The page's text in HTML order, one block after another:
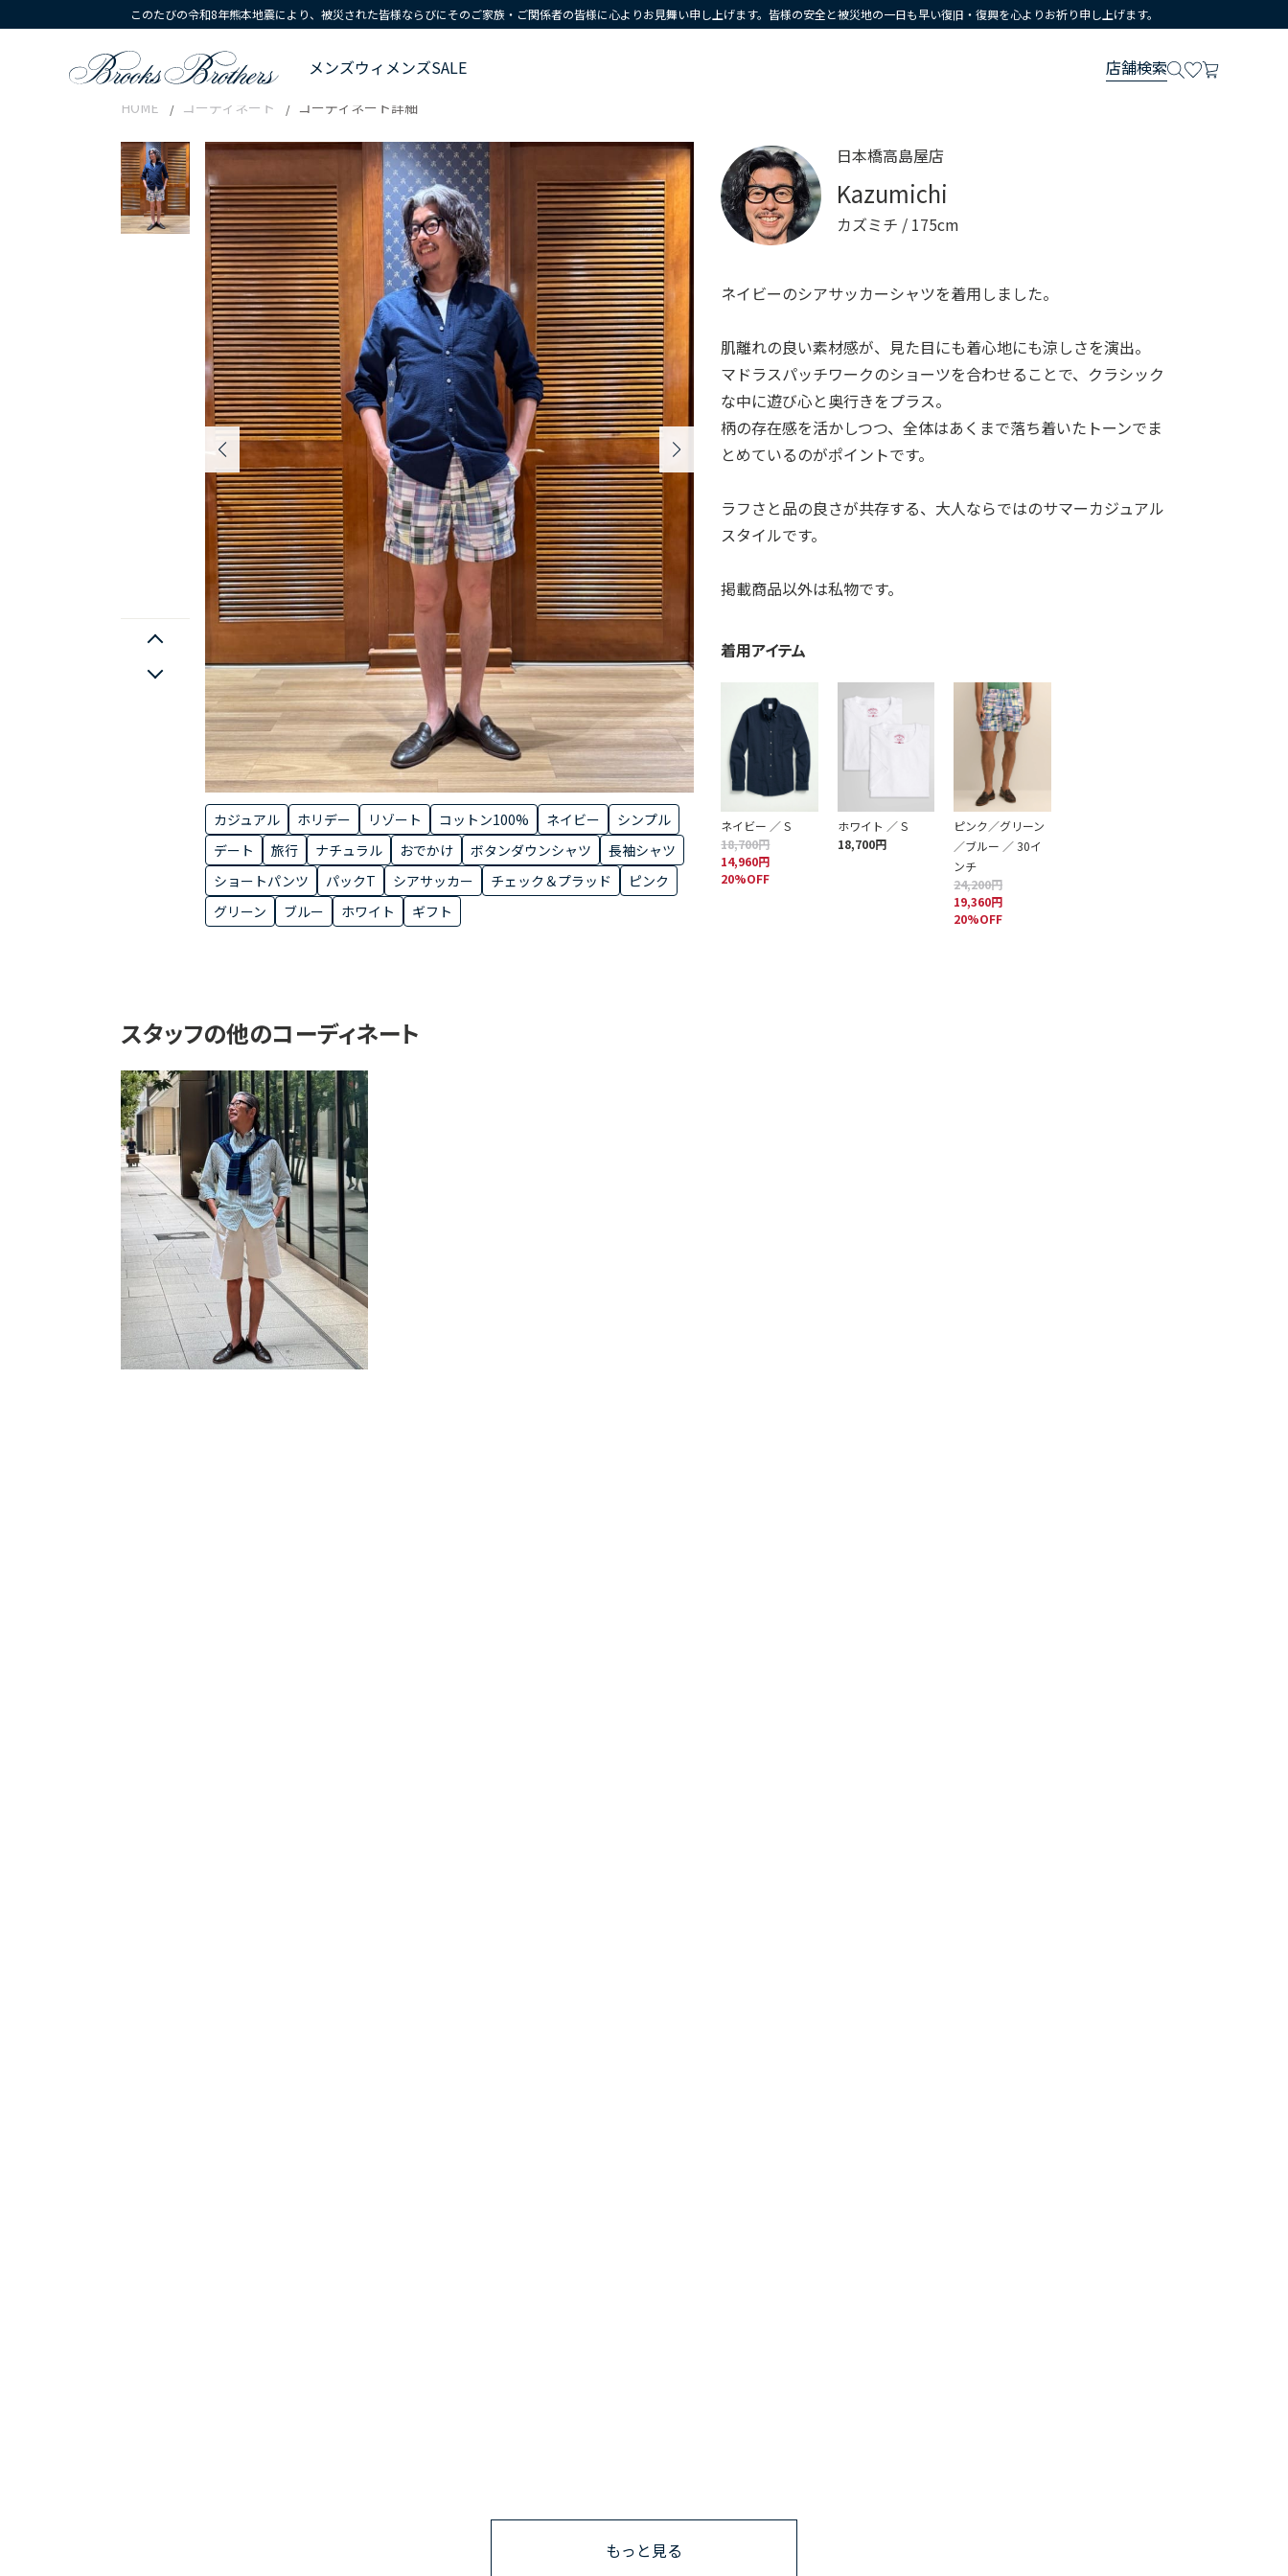
このたびの令和8年熊本地震により、被災された皆様ならびにそのご家族・ご関係者の皆様に心よりお見舞い申し上げます。皆様の安全と被災地の一日も早い復旧・復興を心よりお祈り申し上げます。
メンズウィメンズSALE 店舗検索
HOME コーディネート コーディネート詳細
カジュアル ホリデー リゾート コットン100% ネイビー
シンプル
デート
旅行 ナチュラル おでかけ ボタンダウンシャツ
長袖シャツ
ショートパンツ
パックT シアサッカー チェック＆プラッド
ピンク
グリーン
ブルー ホワイト ギフト
日本橋高島屋店
Kazumichi
カズミチ / 175cm
ネイビーのシアサッカーシャツを着用しました。
肌離れの良い素材感が、見た目にも着心地にも涼しさを演出。
マドラスパッチワークのショーツを合わせることで、クラシック
な中に遊び心と奥行きをプラス。
柄の存在感を活かしつつ、全体はあくまで落ち着いたトーンでま
とめているのがポイントです。
ラフさと品の良さが共存する、大人ならではのサマーカジュアル
スタイルです。
掲載商品以外は私物です。
着用アイテム
ネイビー ／ S
18,700円
14,960円
20%OFF
ホワイト ／ S
18,700円
ピンク／グリーン
／ブルー ／ 30イ
ンチ
24,200円
19,360円
20%OFF
スタッフの他のコーディネート
もっと見る